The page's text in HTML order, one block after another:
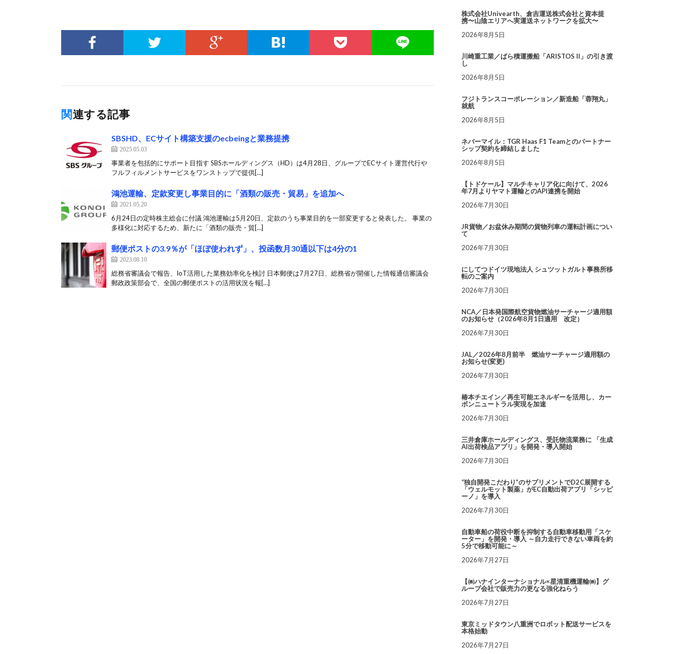
関連する記事
SBSHD、ECサイト構築支援のecbeingと業務提携
2025.05.03
事業者を包括的にサポート目指す SBSホールディングス（HD）は4月28日、グループでECサイト運営代行や
フルフィルメントサービスをワンストップで提供[…]
鴻池運輸、定款変更し事業目的に「酒類の販売・貿易」を追加へ
2021.05.20
6月24日の定時株主総会に付議 鴻池運輸は5月20日、定款のうち事業目的を一部変更すると発表した。 事業の
多様化に対応するため、新たに「酒類の販売・貿[…]
郵便ポストの3.9％が「ほぼ使われず」、投函数月30通以下は4分の1
2023.08.10
総務省審議会で報告、IoT活用した業務効率化を検討 日本郵便は7月27日、総務省が開催した情報通信審議会
郵政政策部会で、全国の郵便ポストの活用状況を報[…]
株式会社Univearth、倉吉運送株式会社と資本提
携〜山陰エリアへ実運送ネットワークを拡大〜
2026年8月5日
川崎重工業／ばら積運搬船「ARISTOS II」の引き渡
し
2026年8月5日
フジトランスコーポレーション／新造船「蓉翔丸」
就航
2026年8月5日
ネバーマイル：TGR Haas F1 Teamとのパートナー
シップ契約を締結しました
2026年8月5日
【トドケール】マルチキャリア化に向けて、2026
年7月よりヤマト運輸とのAPI連携を開始
2026年7月30日
JR貨物／お盆休み期間の貨物列車の運転計画につい
て
2026年7月30日
にしてつドイツ現地法人 シュツットガルト事務所移
転のご案内
2026年7月30日
NCA／日本発国際航空貨物燃油サーチャージ適用額
のお知らせ（2026年8月1日適用 改定）
2026年7月30日
JAL／2026年8月前半 燃油サーチャージ適用額の
お知らせ(変更)
2026年7月30日
椿本チエイン／再生可能エネルギーを活用し、カー
ボンニュートラル実現を加速
2026年7月30日
三井倉庫ホールディングス、受託物流業務に 「生成
AI出荷検品アプリ」を開発・導入開始
2026年7月30日
“独自開発こだわり”のサプリメントでD2C展開する
「ウェルモット製薬」がEC自動出荷アプリ「シッピ
ーノ」を導入
2026年7月30日
自動車船の荷役中断を抑制する自動車移動用「スケ
ーター」を開発・導入 ～自力走行できない車両を約
5分で移動可能に～
2026年7月27日
【㈱ハナインターナショナル×星清重機運輸㈱】グ
ループ会社で販売力の更なる強化ねらう
2026年7月27日
東京ミッドタウン八重洲でロボット配送サービスを
本格始動
2026年7月27日